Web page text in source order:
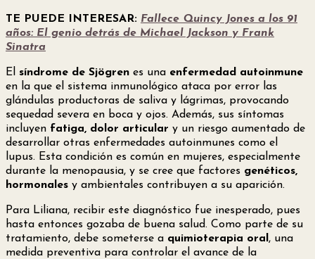
TE PUEDE INTERESAR: Fallece Quincy Jones a los 91
años: El genio detrás de Michael Jackson y Frank
Sinatra
El síndrome de Sjögren es una enfermedad autoinmune
en la que el sistema inmunológico ataca por error las
glándulas productoras de saliva y lágrimas, provocando
sequedad severa en boca y ojos. Además, sus síntomas
incluyen fatiga, dolor articular y un riesgo aumentado de
desarrollar otras enfermedades autoinmunes como el
lupus. Esta condición es común en mujeres, especialmente
durante la menopausia, y se cree que factores genéticos,
hormonales y ambientales contribuyen a su aparición.
Para Liliana, recibir este diagnóstico fue inesperado, pues
hasta entonces gozaba de buena salud. Como parte de su
tratamiento, debe someterse a quimioterapia oral , una
medida preventiva para controlar el avance de la